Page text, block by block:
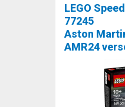
LEGO
77245
Aston
AMR24